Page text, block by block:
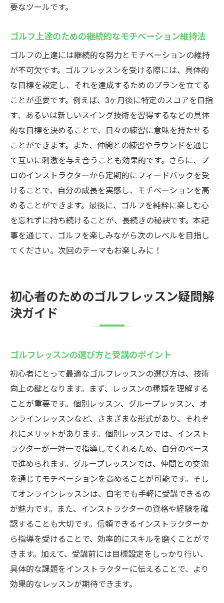
要なツールです。
ゴルフ上達のための継続的なモチベーション維持法
ゴルフの上達には継続的な努力とモチベーションの維持
が不可欠です。ゴルフレッスンを受ける際には、具体的
な目標を設定し、それを達成するためのプランを立てる
ことが重要です。例えば、3ヶ月後に特定のスコアを目指
す、あるいは新しいスイング技術を習得するなどの具体
的な目標を決めることで、日々の練習に意味を持たせる
ことができます。また、仲間との練習やラウンドを通じ
て互いに刺激を与え合うことも効果的です。さらに、プ
ロのインストラクターから定期的にフィードバックを受
けることで、自分の成長を実感し、モチベーションを高
めることができます。最後に、ゴルフを純粋に楽しむ心
を忘れずに持ち続けることが、長続きの秘訣です。本記
事を通じて、ゴルフを楽しみながら次のレベルを目指し
てください。次回のテーマもお楽しみに！
初心者のためのゴルフレッスン疑問解
決ガイド
ゴルフレッスンの選び方と受講のポイント
初心者にとって最適なゴルフレッスンの選び方は、技術
向上の鍵となります。まず、レッスンの種類を理解する
ことが重要です。個別レッスン、グループレッスン、オ
ンラインレッスンなど、さまざまな形式があり、それぞ
れにメリットがあります。個別レッスンでは、インスト
ラクターが一対一で指導してくれるため、自分のペース
で進められます。グループレッスンでは、仲間との交流
を通じてモチベーションを高めることが可能です。そし
てオンラインレッスンは、自宅でも手軽に受講できるの
が魅力です。また、インストラクターの資格や経験を確
認することも大切です。信頼できるインストラクターか
ら指導を受けることで、効率的にスキルを磨くことがで
きます。加えて、受講前には目標設定をしっかり行い、
具体的な課題をインストラクターに伝えることで、より
効果的なレッスンが期待できます。